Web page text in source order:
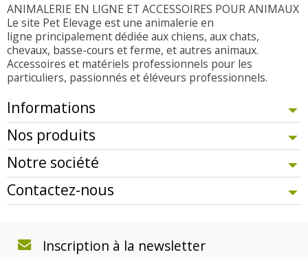
ANIMALERIE EN LIGNE ET ACCESSOIRES POUR ANIMAUX
Le site Pet Elevage est une animalerie en
ligne principalement dédiée aux chiens, aux chats,
chevaux, basse-cours et ferme, et autres animaux.
Accessoires et matériels professionnels pour les
particuliers, passionnés et éléveurs professionnels.
Informations
Nos produits
Notre société
Contactez-nous
Inscription à la newsletter